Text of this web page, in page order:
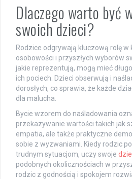
Dlaczego warto być
swoich dzieci?
Rodzice odgrywają kluczową rolę w
osobowości i przyszłych wyborów
jakie reprezentują, mogą mieć
ich pociech. Dzieci obserwują i
dorosłych, co sprawia, że każde
dla malucha.
Bycie wzorem do naśladowania
przekazywanie wartości takich jak
empatia, ale także praktyczne
sobie z wyzwaniami. Kiedy rodzic
trudnym sytuacjom, uczy swoje
podobnych okolicznościach w
rodzic z godnością i spokojem